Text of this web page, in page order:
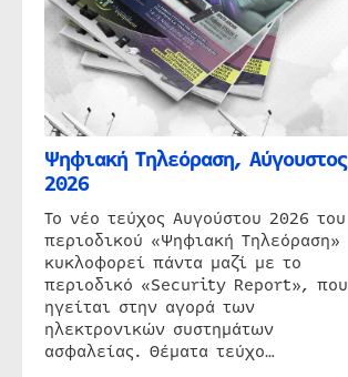
Ψηφιακή Τηλεόραση, Αύγουστος
2026
Το νέο τεύχος Αυγούστου 2026 του
περιοδικού «Ψηφιακή Τηλεόραση»
κυκλοφορεί πάντα μαζί με το
περιοδικό «Security Report», που
ηγείται στην αγορά των
ηλεκτρονικών συστημάτων
ασφαλείας. Θέματα τεύχο…